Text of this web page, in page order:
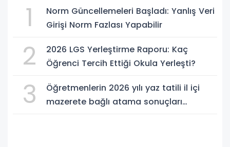
1
Norm Güncellemeleri Başladı: Yanlış Veri
Girişi Norm Fazlası Yapabilir
2
2026 LGS Yerleştirme Raporu: Kaç
Öğrenci Tercih Ettiği Okula Yerleşti?
3
Öğretmenlerin 2026 yılı yaz tatili il içi
mazerete bağlı atama sonuçları